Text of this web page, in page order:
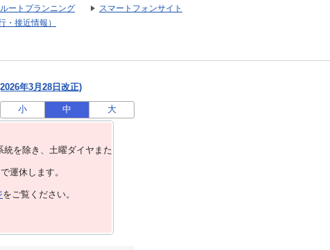
ルートプランニング
スマートフォンサイト
・接近情報）
年3月28日改正)
小 中 大
を除き、⼟曜ダイヤまた
運休します。
をご覧ください。